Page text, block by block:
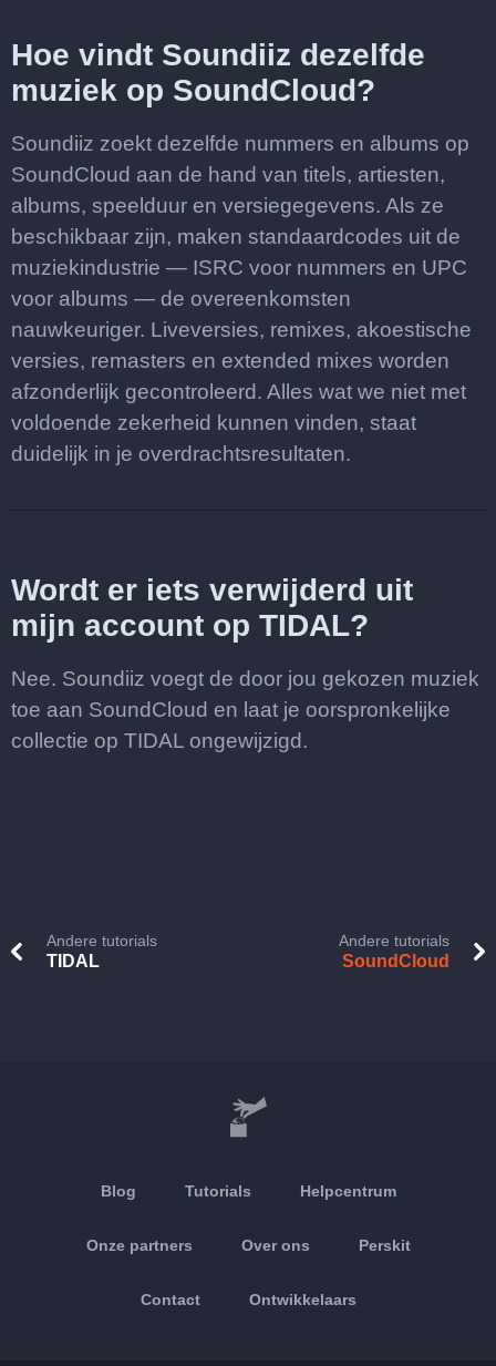
Hoe vindt Soundiiz dezelfde
muziek op SoundCloud?
Soundiiz zoekt dezelfde nummers en albums op
SoundCloud aan de hand van titels, artiesten,
albums, speelduur en versiegegevens. Als ze
beschikbaar zijn, maken standaardcodes uit de
muziekindustrie — ISRC voor nummers en UPC
voor albums — de overeenkomsten
nauwkeuriger. Liveversies, remixes, akoestische
versies, remasters en extended mixes worden
afzonderlijk gecontroleerd. Alles wat we niet met
voldoende zekerheid kunnen vinden, staat
duidelijk in je overdrachtsresultaten.
Wordt er iets verwijderd uit
mijn account op TIDAL?
Nee. Soundiiz voegt de door jou gekozen muziek
toe aan SoundCloud en laat je oorspronkelijke
collectie op TIDAL ongewijzigd.
Andere tutorials
TIDAL
Andere tutorials
SoundCloud
Blog Tutorials Helpcentrum
Onze partners Over ons Perskit
Contact Ontwikkelaars